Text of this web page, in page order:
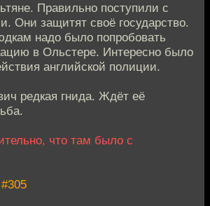
Правильно поступили с
Они защитят своё государство.
надо было попробовать
в Ольстере. Интересно было
английской полиции.
редкая гнида. Ждёт её
что там было с
#305